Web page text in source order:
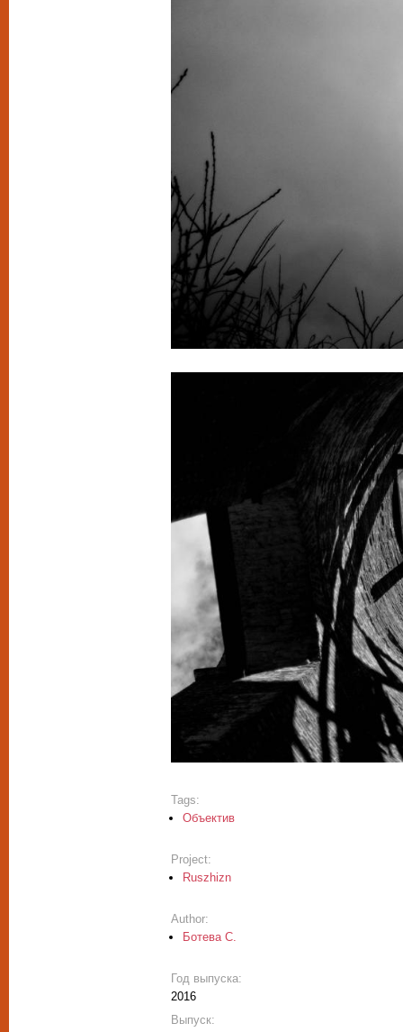
Tags:
Объектив
Project:
Ruszhizn
Author:
Ботева С.
Год выпуска:
2016
Выпуск: